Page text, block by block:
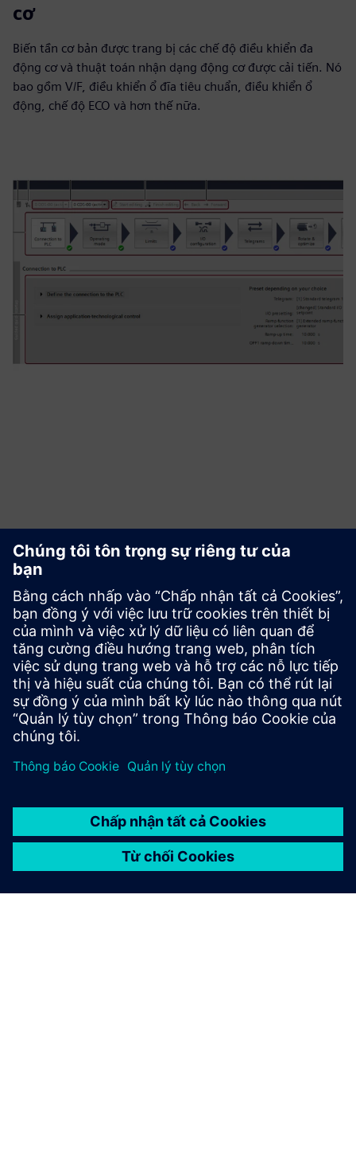
cơ
Biến tần cơ bản được trang bị các chế độ điều khiển đa
động cơ và thuật toán nhận dạng động cơ được cải tiến. Nó
bao gồm V/F, điều khiển ổ đĩa tiêu chuẩn, điều khiển ổ
động, chế độ ECO và hơn thế nữa.
Khám phá các tài nguyên
bổ sung và các sản phẩm
liên quan
Cơ sở kiến thức
Cơ sở kiến thức | Biến tần cơ bản SINAMICS G200